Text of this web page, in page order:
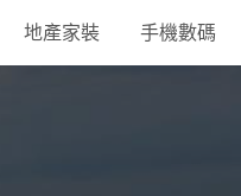
地產家裝 手機數碼